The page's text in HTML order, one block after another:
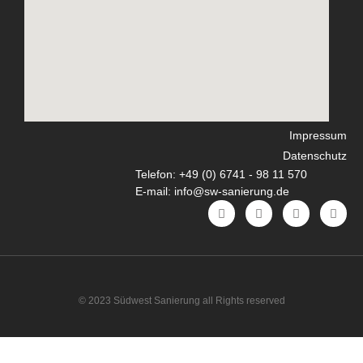
Impressum
Datenschutz
Telefon: +49 (0) 6741 - 98 11 570
E-mail: info@sw-sanierung.de
© 2023 Südwest Sanierung all Rights reserved